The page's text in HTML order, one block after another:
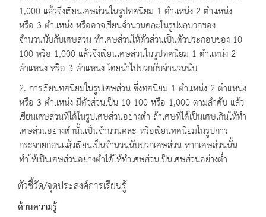
1,000 แล้วจึงเขียนเศษส่วนในรูปทศนิยม 1 ตำแหน่ง 2 ตำแหน่ง
หรือ 3 ตำแหน่ง หรืออาจเขียนจำนวนคละในรูปผลบวกของ
จำนวนนับกับเศษส่วน ทำเศษส่วนให้ตัวส่วนเป็นตัวประกอบของ 10
100 หรือ 1,000 แล้วจึงเขียนเศษส่วนในรูปทศนิยม 1 ตำแหน่ง 2
ตำแหน่ง หรือ 3 ตำแหน่ง โดยนำไปบวกกับจำนวนนับ
2. การเขียนทศนิยมในรูปเศษส่วน ซึ่งทศนิยม 1 ตำแหน่ง 2 ตำแหน่ง
หรือ 3 ตำแหน่ง มีตัวส่วนเป็น 10 100 หรือ 1,000 ตามลำดับ แล้ว
เขียนเศษส่วนที่ได้ในรูปเศษส่วนอย่างต่ำ ถ้าเศษที่ได้เป็นเศษเกินให้ทำ
เศษส่วนอย่างต่ำนั้นเป็นจำนวนคละ หรือเขียนทศนิยมในรูปการ
กระจายก่อนแล้วเขียนเป็นจำนวนนับบวกเศษส่วน หากเศษส่วนนั้น
ทำให้เป็นเศษส่วนอย่างต่ำได้ให้ทำเศษส่วนเป็นเศษส่วนอย่างต่ำ
ตัวชี้วัด/จุดประสงค์การเรียนรู้
ด้านความรู้